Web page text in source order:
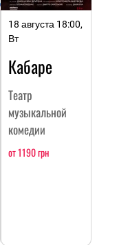
18 августа 18:00,
Вт
Кабаре
Театр
музыкальной
комедии
от 1190 грн